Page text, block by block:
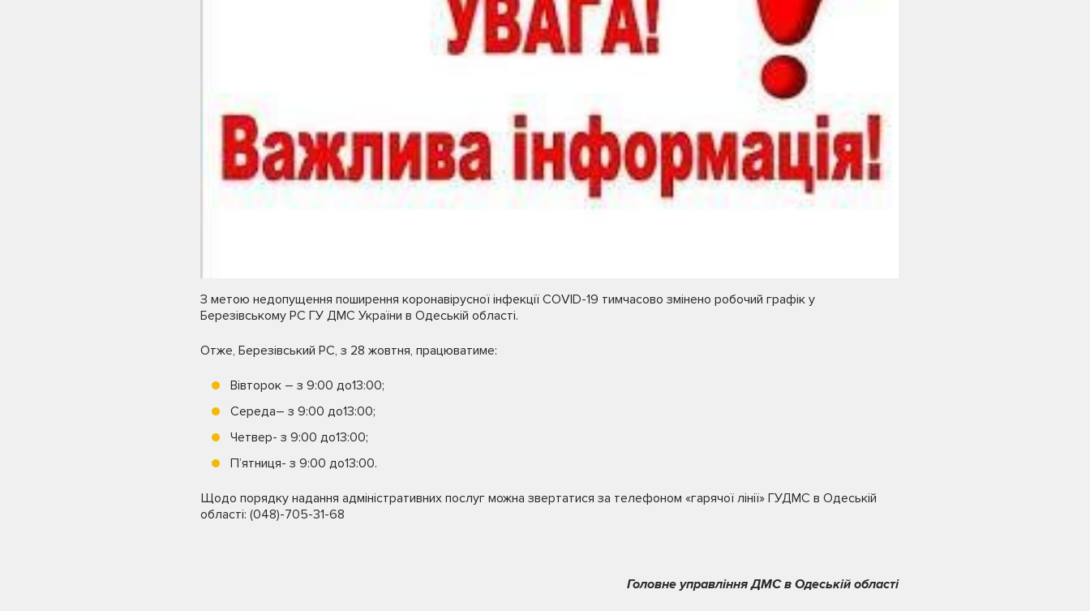
З метою недопущення поширення коронавірусної інфекції COVID-19 тимчасово змінено робочий графік у
Березівському РС ГУ ДМС України в Одеській області.
Отже, Березівський РС, з 28 жовтня, працюватиме:
Вівторок – з 9:00 до13:00;
Середа– з 9:00 до13:00;
Четвер- з 9:00 до13:00;
П’ятниця- з 9:00 до13:00.
Щодо порядку надання адміністративних послуг можна звертатися за телефоном «гарячої лінії» ГУДМС в Одеській
області: (048)-705-31-68
Головне управління ДМС в Одеській області